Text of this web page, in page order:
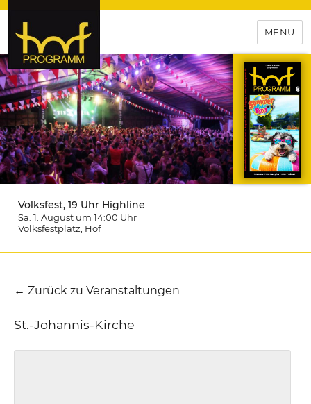
hof-programm – das
Veranstaltungsportal für
Hochfranken
MENÜ
Volksfest, 19 Uhr Highline
Sa. 1. August um 14:00 Uhr
Volksfestplatz , Hof
← Zurück zu Veranstaltungen
St.-Johannis-Kirche